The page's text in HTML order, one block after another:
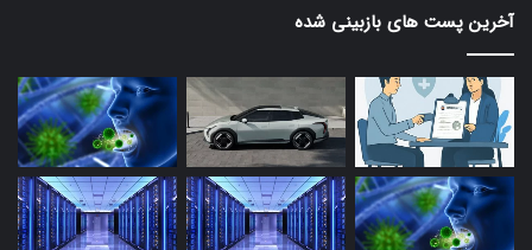
آخرین پست های بازبینی شده